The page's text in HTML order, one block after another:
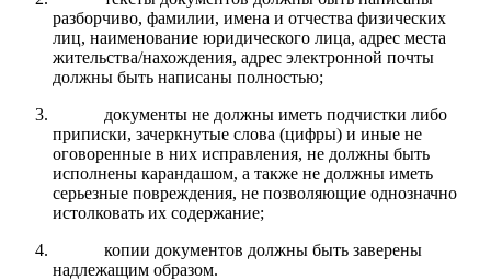
разборчиво, фамилии, имена и отчества физических
лиц, наименование юридического лица, адрес места
жительства/нахождения, адрес электронной почты
должны быть написаны полностью;
документы не должны иметь подчистки либо
приписки, зачеркнутые слова (цифры) и иные не
оговоренные в них исправления, не должны быть
исполнены карандашом, а также не должны иметь
серьезные повреждения, не позволяющие однозначно
истолковать их содержание;
копии документов должны быть заверены
надлежащим образом.